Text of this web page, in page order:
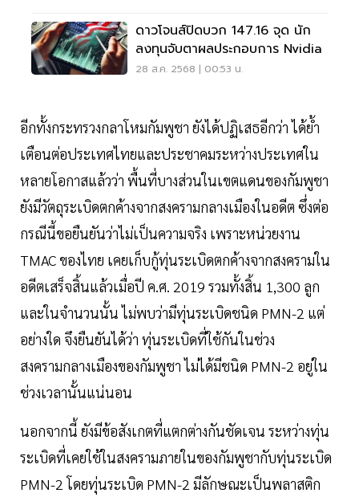
ดาวโจนส์ปิดบวก 147.16 จุด นัก
ลงทุนจับตาผลประกอบการ Nvidia
28 ส.ค. 2568 | 00:53 น.
อีกทั้งกระทรวงกลาโหมกัมพูชา ยังได้ปฏิเสธอีกว่า ได้ย้ำ
เตือนต่อประเทศไทยและประชาคมระหว่างประเทศใน
หลายโอกาสแล้วว่า พื้นที่บางส่วนในเขตแดนของกัมพูชา
ยังมีวัตถุระเบิดตกค้างจากสงครามกลางเมืองในอดีต ซึ่งต่อ
กรณีนี้ขอยืนยันว่าไม่เป็นความจริง เพราะหน่วยงาน
TMAC ของไทย เคยเก็บกู้ทุ่นระเบิดตกค้างจากสงครามใน
อดีตเสร็จสิ้นแล้วเมื่อปี ค.ศ. 2019 รวมทั้งสิ้น 1,300 ลูก
และในจำนวนนั้น ไม่พบว่ามีทุ่นระเบิดชนิด PMN-2 แต่
อย่างใด จึงยืนยันได้ว่า ทุ่นระเบิดที่ใช้กันในช่วง
สงครามกลางเมืองของกัมพูชา ไม่ได้มีชนิด PMN-2 อยู่ใน
ช่วงเวลานั้นแน่นอน
นอกจากนี้ ยังมีข้อสังเกตที่แตกต่างกันชัดเจน ระหว่างทุ่น
ระเบิดที่เคยใช้ในสงครามภายในของกัมพูชากับทุ่นระเบิด
PMN-2 โดยทุ่นระเบิด PMN-2 มีลักษณะเป็นพลาสติก